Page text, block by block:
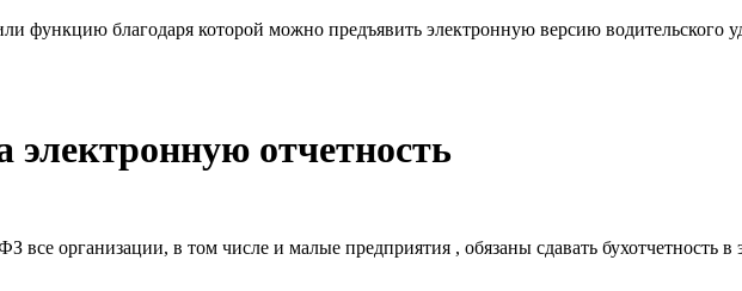
функцию благодаря которой можно предъявить электронную версию водительского
отчетность
организации, в том числе и малые предприятия , обязаны сдавать бухотчетность в